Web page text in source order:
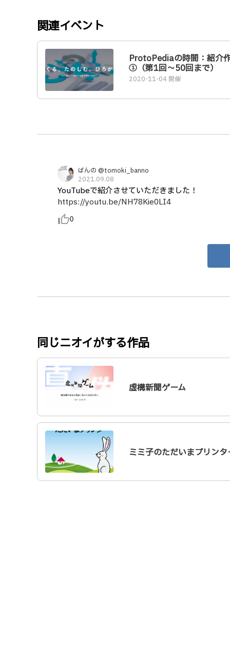
関連イベント
ProtoPediaの時間：紹介
①（第1回〜50回まで）
2020-11-04 開催
ばんの @tomoki_banno
2021.09.08
YouTubeで紹介させていただきました！
https://youtu.be/NH78Kie0LI4
thumb_up_alt0
同じニオイがする作品
虚構新聞ゲーム
ミミ子のただいまプリンタ